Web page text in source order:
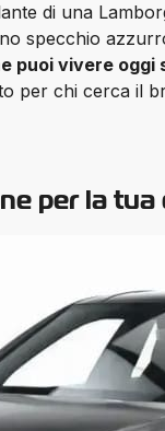
di una
specchio
puoi vivere oggi
per chi cerca il
per la tua